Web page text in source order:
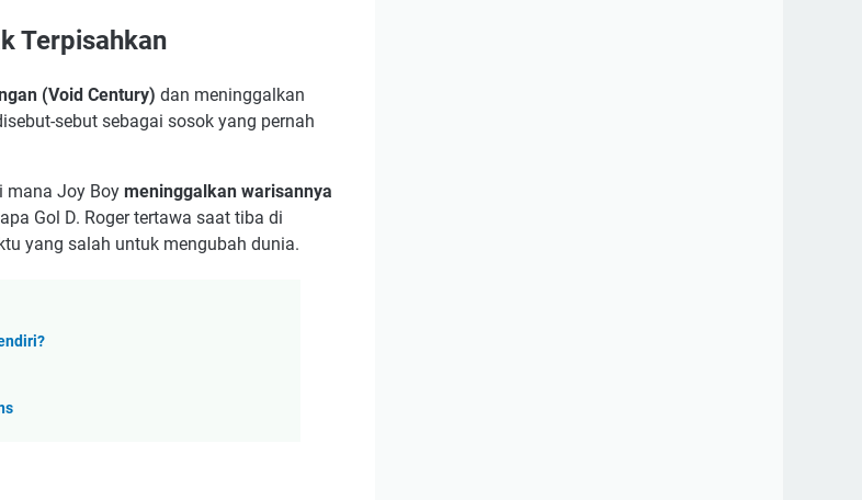
Terpisahkan
(Void Century) dan meninggalkan
sebut sebagai sosok yang pernah
mana Joy Boy meninggalkan warisannya
Gol D. Roger tertawa saat tiba di
yang salah untuk mengubah dunia.